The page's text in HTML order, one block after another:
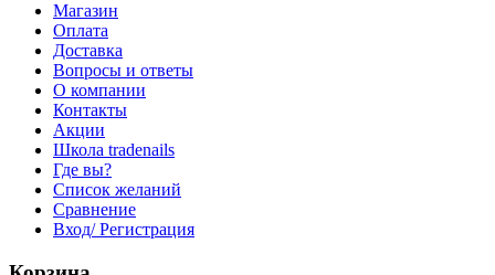
Магазин
Оплата
Доставка
Вопросы и ответы
О компании
Контакты
Акции
Школа tradenails
Где вы?
Список желаний
Сравнение
Вход/ Регистрация